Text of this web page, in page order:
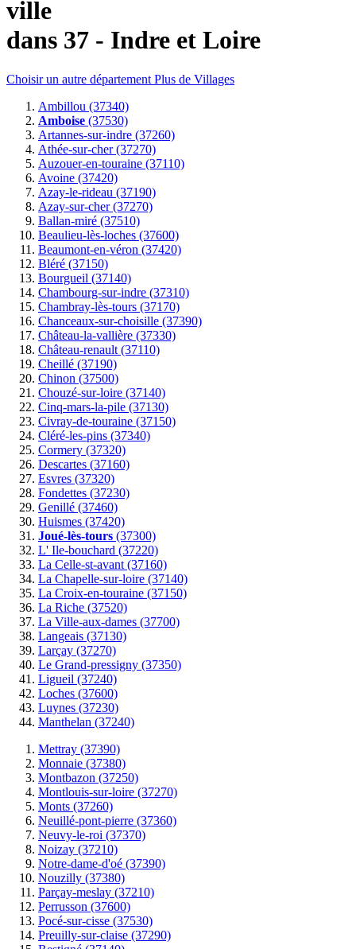
ville
dans 37 - Indre et Loire
Choisir un autre département Plus de Villages
Ambillou (37340)
Amboise (37530)
Artannes-sur-indre (37260)
Athée-sur-cher (37270)
Auzouer-en-touraine (37110)
Avoine (37420)
Azay-le-rideau (37190)
Azay-sur-cher (37270)
Ballan-miré (37510)
Beaulieu-lès-loches (37600)
Beaumont-en-véron (37420)
Bléré (37150)
Bourgueil (37140)
Chambourg-sur-indre (37310)
Chambray-lès-tours (37170)
Chanceaux-sur-choisille (37390)
Château-la-vallière (37330)
Château-renault (37110)
Cheillé (37190)
Chinon (37500)
Chouzé-sur-loire (37140)
Cinq-mars-la-pile (37130)
Civray-de-touraine (37150)
Cléré-les-pins (37340)
Cormery (37320)
Descartes (37160)
Esvres (37320)
Fondettes (37230)
Genillé (37460)
Huismes (37420)
Joué-lès-tours (37300)
L' Ile-bouchard (37220)
La Celle-st-avant (37160)
La Chapelle-sur-loire (37140)
La Croix-en-touraine (37150)
La Riche (37520)
La Ville-aux-dames (37700)
Langeais (37130)
Larçay (37270)
Le Grand-pressigny (37350)
Ligueil (37240)
Loches (37600)
Luynes (37230)
Manthelan (37240)
Mettray (37390)
Monnaie (37380)
Montbazon (37250)
Montlouis-sur-loire (37270)
Monts (37260)
Neuillé-pont-pierre (37360)
Neuvy-le-roi (37370)
Noizay (37210)
Notre-dame-d'oé (37390)
Nouzilly (37380)
Parçay-meslay (37210)
Perrusson (37600)
Pocé-sur-cisse (37530)
Preuilly-sur-claise (37290)